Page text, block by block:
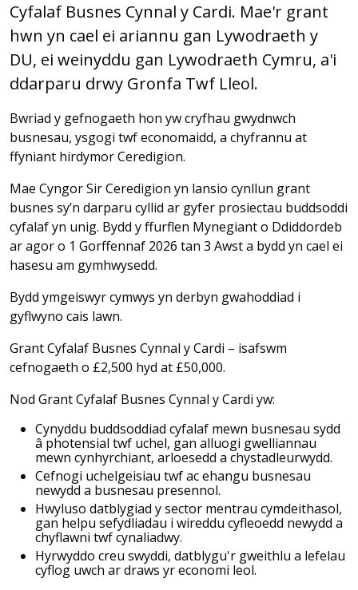
Cyfalaf Busnes Cynnal y Cardi. Mae'r grant
hwn yn cael ei ariannu gan Lywodraeth y
DU, ei weinyddu gan Lywodraeth Cymru, a'i
ddarparu drwy Gronfa Twf Lleol.
Bwriad y gefnogaeth hon yw cryfhau gwydnwch
busnesau, ysgogi twf economaidd, a chyfrannu at
ffyniant hirdymor Ceredigion.
Mae Cyngor Sir Ceredigion yn lansio cynllun grant
busnes sy’n darparu cyllid ar gyfer prosiectau buddsoddi
cyfalaf yn unig. Bydd y ffurflen Mynegiant o Ddiddordeb
ar agor o 1 Gorffennaf 2026 tan 3 Awst a bydd yn cael ei
hasesu am gymhwysedd.
Bydd ymgeiswyr cymwys yn derbyn gwahoddiad i
gyflwyno cais lawn.
Grant Cyfalaf Busnes Cynnal y Cardi – isafswm
cefnogaeth o £2,500 hyd at £50,000.
Nod Grant Cyfalaf Busnes Cynnal y Cardi yw:
Cynyddu buddsoddiad cyfalaf mewn busnesau sydd
â photensial twf uchel, gan alluogi gwelliannau
mewn cynhyrchiant, arloesedd a chystadleurwydd.
Cefnogi uchelgeisiau twf ac ehangu busnesau
newydd a busnesau presennol.
Hwyluso datblygiad y sector mentrau cymdeithasol,
gan helpu sefydliadau i wireddu cyfleoedd newydd a
chyflawni twf cynaliadwy.
Hyrwyddo creu swyddi, datblygu'r gweithlu a lefelau
cyflog uwch ar draws yr economi leol.